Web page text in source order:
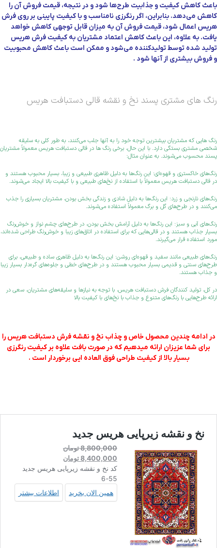
باعث کاهش کیفیت و جذابیت طرح‌ها شود و در نتیجه، قیمت فروش آن را
کاهش می‌دهد. بنابراین، اگر رنگرزی نامناسب و با کیفیت پایینی بر روی فرش
هریس اعمال شود، قیمت فروش آن به میزان قابل توجهی کاهش خواهد
یافت. به علاوه، این باعث کاهش اعتماد مشتریان به کیفیت فرش هریس
تولید شده توسط تولیدکننده می‌شود و ممکن است باعث کاهش محبوبیت
و فروش بیشتری از آنها شود .
رنگ های مشتری پسند نخ و نقشه قالی دستبافت هریس
رنگ هایی که مشتریان بیشترین توجه خود را به آنها جلب می‌کنند، به طور کلی به سلیقه
شخصی مشتری بستگی دارد. با این حال، برخی رنگ ها در قالی دستبافت هریس معمولاً مشتریان
پسند محسوب می‌شوند. به عنوان مثال:
رنگ‌های خاکستری و قهوه‌ای: این رنگ‌ها به دلیل ظاهری طبیعی و زیبا، بسیار محبوب هستند و
در قالی دستبافت هریس معمولاً با استفاده از نخ‌های طبیعی و با کیفیت بالا ایجاد می‌شوند.
رنگ‌های نارنجی و زرد: این رنگ‌ها به دلیل شادی و زندگی بخش بودن، مشتریان بسیاری را جذب
می‌کنند و در طرح‌های گل و برگ معمولاً استفاده می‌شوند.
رنگ‌های آبی و سبز: این رنگ‌ها به دلیل آرامش بخش بودن، در طرح‌های چشم نواز و خوش‌رنگ
بسیار جذاب هستند و در قالی‌هایی که برای استفاده در اتاق‌های زیبا و خوش‌رنگ طراحی شده‌اند،
مورد استفاده قرار می‌گیرند.
رنگ‌های طبیعی مانند سفید و قهوه‌ای روشن: این رنگ‌ها به دلیل ظاهری ساده و طبیعی، برای
طرح‌های سنتی و قدیمی بسیار محبوب هستند و در طرح‌های خطی و جلوه‌های گره‌دار بسیار زیبا
و جذاب هستند.
در کل، تولید کنندگان فرش دستبافت هریس، با توجه به نیازها و سلیقه‌های مشتریان، سعی در
ارائه طرح‌هایی با رنگ‌های متنوع و جذاب با نخ‌های با کیفیت بالا
در ادامه چندین محصول خاص و چذاب نخ و نقشه فرش دستبافت هریس را
برای شما عزیزان ارائه میدهیم که در صورت بافت علاوه بر کیفیت رنگرزی
بسیار بالا از کیفیت طراحی فوق العاده ایی برخوردار است .